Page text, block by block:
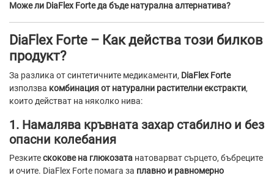
Може ли DiaFlex Forte да бъде натурална алтернатива?
DiaFlex Forte – Как действа този билков
продукт?
За разлика от синтетичните медикаменти, DiaFlex Forte
използва комбинация от натурални растителни екстракти,
които действат на няколко нива:
1. Намалява кръвната захар стабилно и без
опасни колебания
Резкитескокове на глюкозата натоварват сърцето, бъбреците
и очите. DiaFlex Forte помага за плавно и равномерно